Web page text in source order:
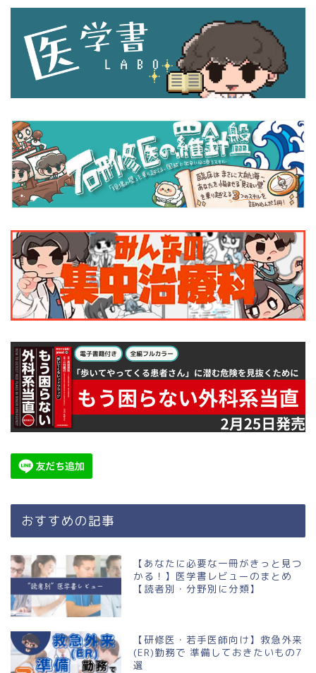
おすすめの記事
【あなたに必要な一冊がきっと見つ
かる！】医学書レビューのまとめ
【読者別・分野別に分類】
【研修医・若手医師向け】救急外来
(ER)勤務で 準備しておきたいもの7
選